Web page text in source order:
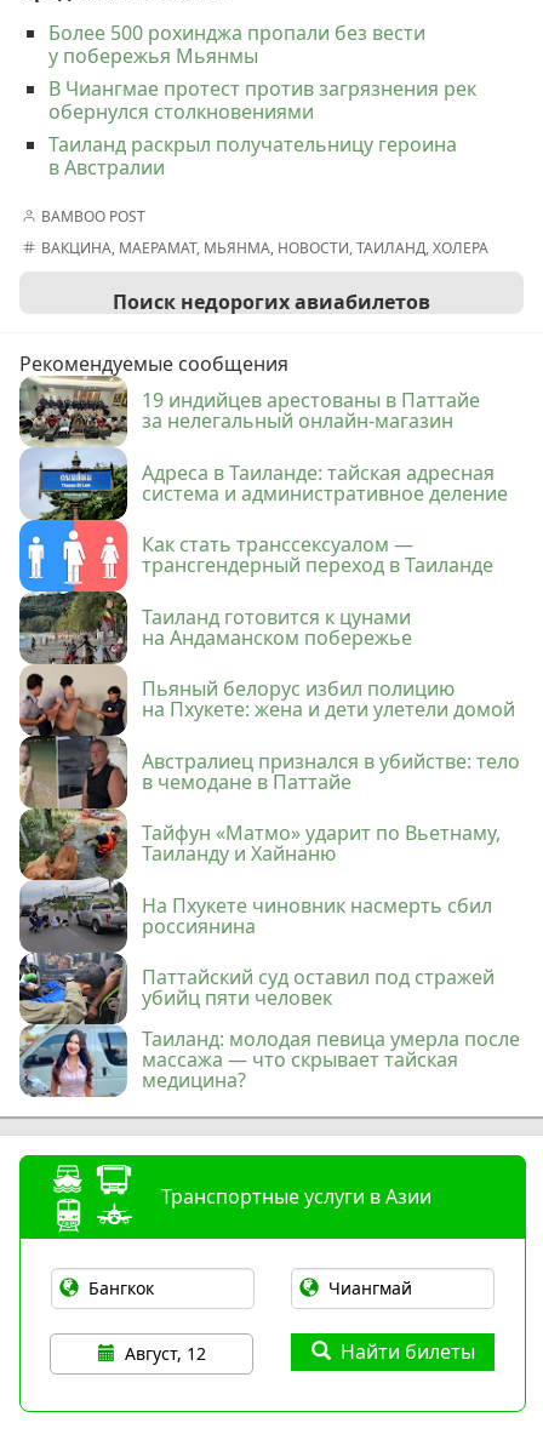
Более 500 рохинджа пропали без вести
у побережья Мьянмы
В Чиангмае протест против загрязнения рек
обернулся столкновениями
Таиланд раскрыл получательницу героина
в Австралии
BAMBOO POST
ВАКЦИНА, МАЕРАМАТ, МЬЯНМА, НОВОСТИ,ТАИЛАНД,ХОЛЕРА
Поиск недорогих авиабилетов
Рекомендуемые сообщения
19 индийцев арестованы в Паттайе
за нелегальный онлайн-магазин
Адреса в Таиланде: тайская адресная
система и административное деление
Как стать транссексуалом —
трансгендерный переход в Таиланде
Таиланд готовится к цунами
на Андаманском побережье
Пьяный белорус избил полицию
на Пхукете: жена и дети улетели домой
Австралиец признался в убийстве: тело
в чемодане в Паттайе
Тайфун «Матмо» ударит по Вьетнаму,
Таиланду и Хайнаню
На Пхукете чиновник насмерть сбил
россиянина
Паттайский суд оставил под стражей
убийц пяти человек
Таиланд: молодая певица умерла после
массажа — что скрывает тайская
медицина?
Транспортные услуги в Азии
Август, 12 Найти билеты